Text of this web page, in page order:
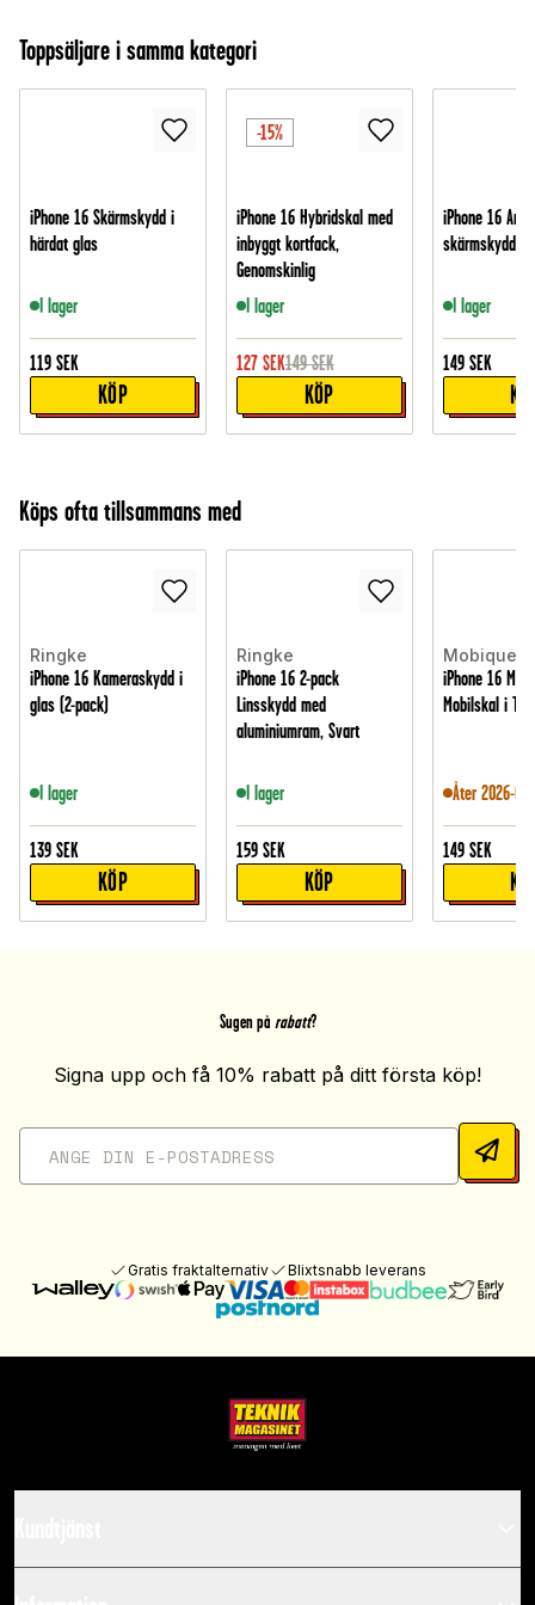
Toppsäljare i samma kategori
iPhone 16 Skärmskydd i
härdat glas
I lager
119 SEK
KÖP
-15%
iPhone 16 Hybridskal med
inbyggt kortfack,
Genomskinlig
I lager
127 SEK149 SEK
KÖP
iPhone 16
skärmskydd i
I lager
149 SEK
Köps ofta tillsammans med
Ringke
iPhone 16 Kameraskydd i
glas (2-pack)
I lager
139 SEK
KÖP
Ringke
iPhone 16 2-pack
Linsskydd med
aluminiumram, Svart
I lager
159 SEK
KÖP
Mobique
iPhone 16
Mobilskal i
Åter 2026-
149 SEK
Sugen på rabatt?
Signa upp och få 10% rabatt på ditt första köp!
Gratis fraktalternativ Blixtsnabb leverans